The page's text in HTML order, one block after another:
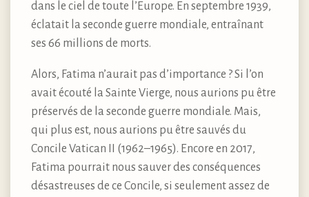
dans le ciel de toute l’Europe. En septembre 1939,
éclatait la seconde guerre mondiale, entraînant
ses 66 millions de morts.
Alors, Fatima n’aurait pas d’importance ? Si l’on
avait écouté la Sainte Vierge, nous aurions pu être
préservés de la seconde guerre mondiale. Mais,
qui plus est, nous aurions pu être sauvés du
Concile Vatican II (1962–1965). Encore en 2017,
Fatima pourrait nous sauver des conséquences
désastreuses de ce Concile, si seulement assez de